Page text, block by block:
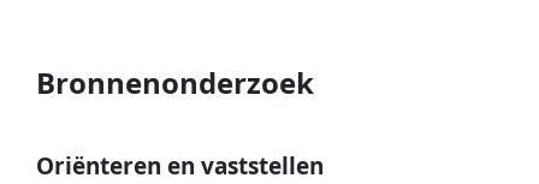
Bronnenonderzoek
Oriënteren en vaststellen